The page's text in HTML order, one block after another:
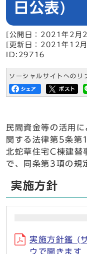
日公表)
[公開日：2021年2月
[更新日：2021年12
ID:29716
ソーシャルサイトへのリ
民間資金等の活用
関する法律第5条第
北蛇草住宅C棟建替
で、同条第3項の規
実施方針
実施方針鑑 (
ウで開きます